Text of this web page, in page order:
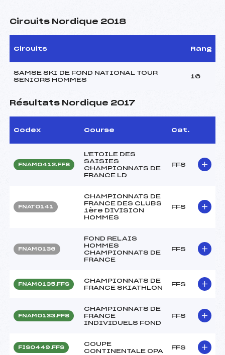
Circuits Nordique 2018
Circuits Rang
SAMSE SKI DE FOND NATIONAL TOUR
SENIORS HOMMES
16
Résultats Nordique 2017
Codex Course Cat.
FNAM0412.FFS
L'ETOILE DES
SAISIES
CHAMPIONNATS DE
FRANCE LD
FFS
FNAT0141
CHAMPIONNATS DE
FRANCE DES CLUBS
1ère DIVISION
HOMMES
FFS
FNAM0136
FOND RELAIS
HOMMES
CHAMPIONNATS DE
FRANCE
FFS
FNAM0135.FFS
CHAMPIONNATS DE
FRANCE SKIATHLON
FFS
FNAM0133.FFS
CHAMPIONNATS DE
FRANCE
INDIVIDUELS FOND
FFS
FIS0449.FFS
COUPE
CONTINENTALE OPA
FFS